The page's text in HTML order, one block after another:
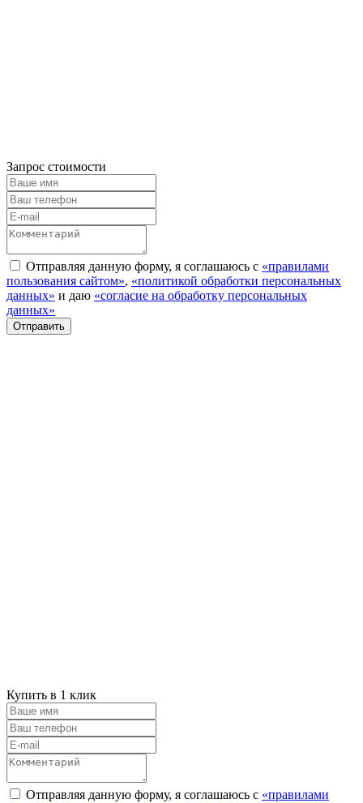
Запрос стоимости
Отправляя данную форму, я соглашаюсь с «правилами
пользования сайтом», «политикой обработки персональных
данных» и даю «согласие на обработку персональных
данных»
Купить в 1 клик
Отправляя данную форму, я соглашаюсь с «правилами